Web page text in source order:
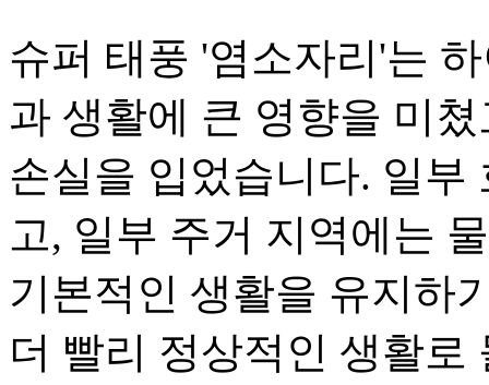
슈퍼 태풍 '염소자리'는
과 생활에 큰 영향을 미
손실을 입었습니다. 일부
고, 일부 주거 지역에는
기본적인 생활을 유지하
더 빨리 정상적인 생활로